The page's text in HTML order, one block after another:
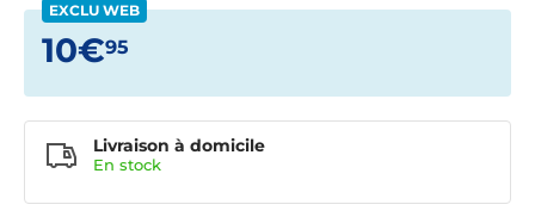
EXCLU WEB
10€95
Livraison à domicile
En stock